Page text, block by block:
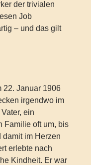
der trivialen
Job
– und das gilt
22. Januar 1906
irgendwo im
ein
Familie oft um, bis
im Herzen
erlebte nach
Kindheit. Er war